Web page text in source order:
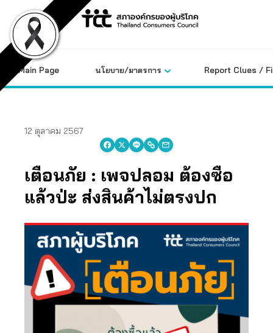
content
Main Page นโยบาย/มาตรการ Report Clues /
12 ตุลาคม 2567
เตือนภัย : เพจปลอม ต้องซื้อ
แล้วป่ะ ส่งสินค้าไม่ตรงปก